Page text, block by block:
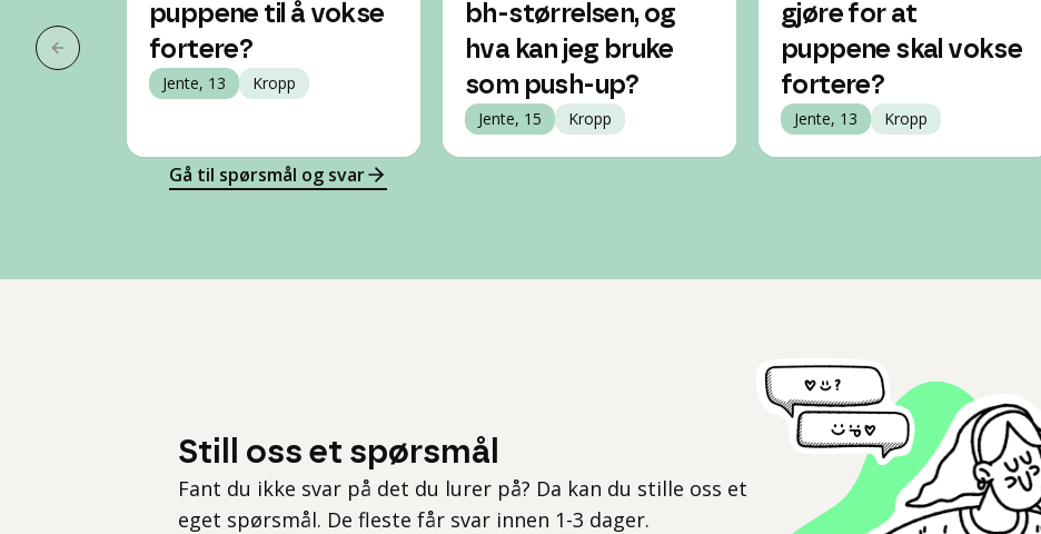
Forrige slide
puppene til å vokse
fortere?
Jente, 13 Kropp
bh-størrelsen, og
hva kan jeg bruke
som push-up?
Jente, 15 Kropp
gjøre for at
puppene skal vokse
fortere?
Jente, 13 Kropp
Gå til spørsmål og svar
Still oss et spørsmål
Fant du ikke svar på det du lurer på? Da kan du stille oss et
eget spørsmål. De fleste får svar innen 1-3 dager.